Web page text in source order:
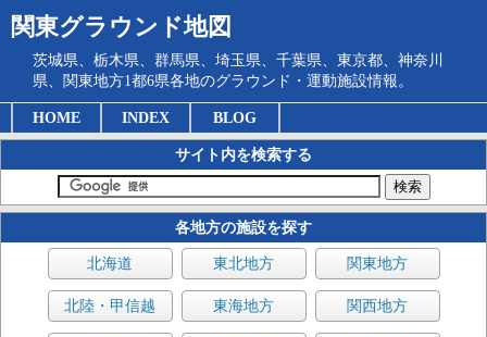
関東グラウンド地図
茨城県、栃木県、群馬県、埼玉県、千葉県、東京都、神奈川
県、関東地方1都6県各地のグラウンド・運動施設情報。
HOME INDEX BLOG
サイト内を検索する
各地方の施設を探す
北海道 東北地方 関東地方
北陸・甲信越 東海地方 関西地方